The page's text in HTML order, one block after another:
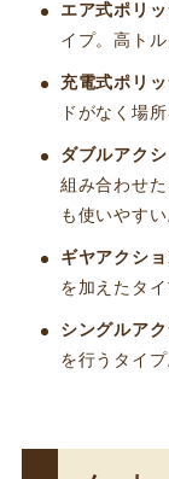
エア式ポリ
イプ。高ト
充電式ポリ
ドがなく場
ダブルアク
組み合わせ
も使いやすい
ギヤアクシ
を加えたタ
シングルア
を行うタイ